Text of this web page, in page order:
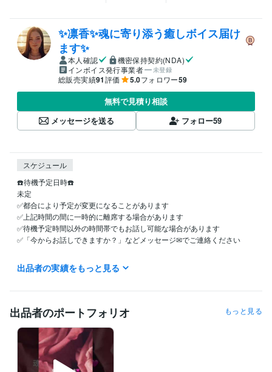
✨凛香✨魂に寄り添う癒しボイス届け
ます✨
本人確認
機密保持契約(NDA)
インボイス発行事業者
未登録
総販売実績91評価 5.0フォロワー59
無料で見積り相談
メッセージを送る
フォロー59
スケジュール
☎️待機予定日時☎️
未定
✅都合により予定が変更になることがあります
✅上記時間の間に一時的に離席する場合があります
✅待機予定時間以外の時間帯でもお話し可能な場合があります
✅「今からお話しできますか？」などメッセージ✉でご連絡ください
これまで生きてきた中で
職場やプライベートで
「癒された」
「安心して話ができる」
「話していると気持ちが軽くなる」
「話すだけで元気が出た」
「気持ちが晴れた」
出品者の実績をもっと見る
出品者のポートフォリオ もっと見る